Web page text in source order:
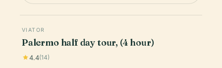
VIATOR
Palermo half day tour, (4 hour)
4.4(14)